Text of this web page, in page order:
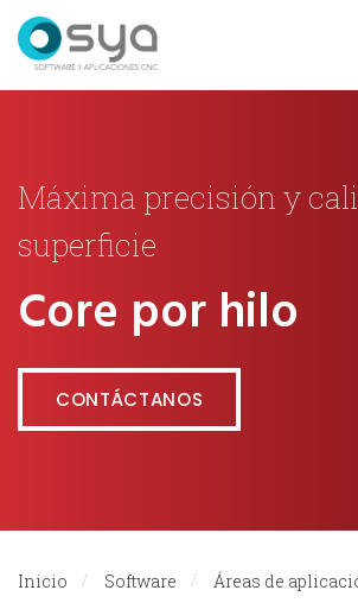
Máxima precisión y
superficie
Core por hilo
CONTÁCTANOS
Inicio Software Áreas de